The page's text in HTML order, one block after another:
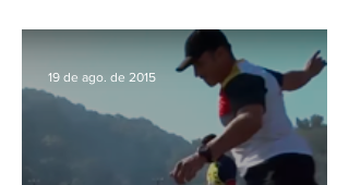
19 de ago. de 2015